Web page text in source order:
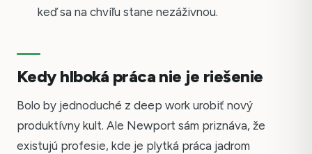
keď sa na chvíľu stane nezáživnou.
Kedy hlboká práca nie je riešenie
Bolo by jednoduché z deep work urobiť nový
produktívny kult. Ale Newport sám priznáva, že
existujú profesie, kde je plytká práca jadrom